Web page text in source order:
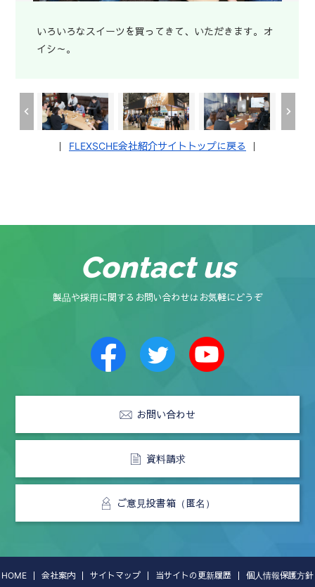
いろいろなスイーツを買ってきて、いただきます。オ
イシ～。
展示会に出展。「お前会社を潰す気かぁ！！」は挑発
的すぎる？
社員旅行に行く前には勉強会は欠かせません。この写
真はカンボジア勉強会。
昼休みはランチはオフィスでとる人が多いです。遊ん
だりおしゃべりしたり。
社員旅行で買ってきたお土産がオフィスの入口にズラ
リ。
｜ FLEXSCHE会社紹介サイトトップに戻る ｜
Contact us
製品や採用に関するお問い合わせはお気軽にどうぞ
お問い合わせ
資料請求
ご意見投書箱（匿名）
HOME 会社案内 サイトマップ 当サイトの更新履歴 個人情報保護方針